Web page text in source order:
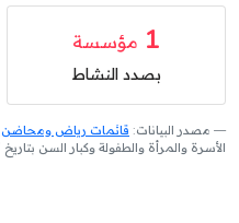
1 مؤسسة
بصدد النشاط
مصدر البيانات: قائمات رياض ومحاضن
الأسرة والمرأة والطفولة وكبار السن بتاريخ 2026/08/07 على الساعة 16:31